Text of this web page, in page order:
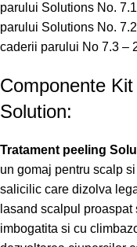
parului Solutions No.
parului Solutions No.
caderii parului No 7.3 –
Componente
Solution:
Tratament peeling
un gomaj pentru scalp
salicilic care dizolva
lasand scalpul
imbogatita si cu